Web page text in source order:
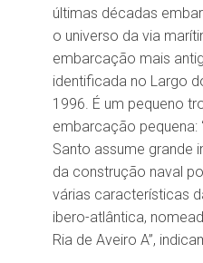
últimas décadas
o universo da via
embarcação mais
identificada no Largo
1996. É um pequeno
embarcação pequena:
Santo assume grande
da construção naval
várias características
ibero-atlântica,
Ria de Aveiro A”,